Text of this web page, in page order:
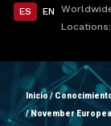
ES EN
Locations:
Inicio/
/November